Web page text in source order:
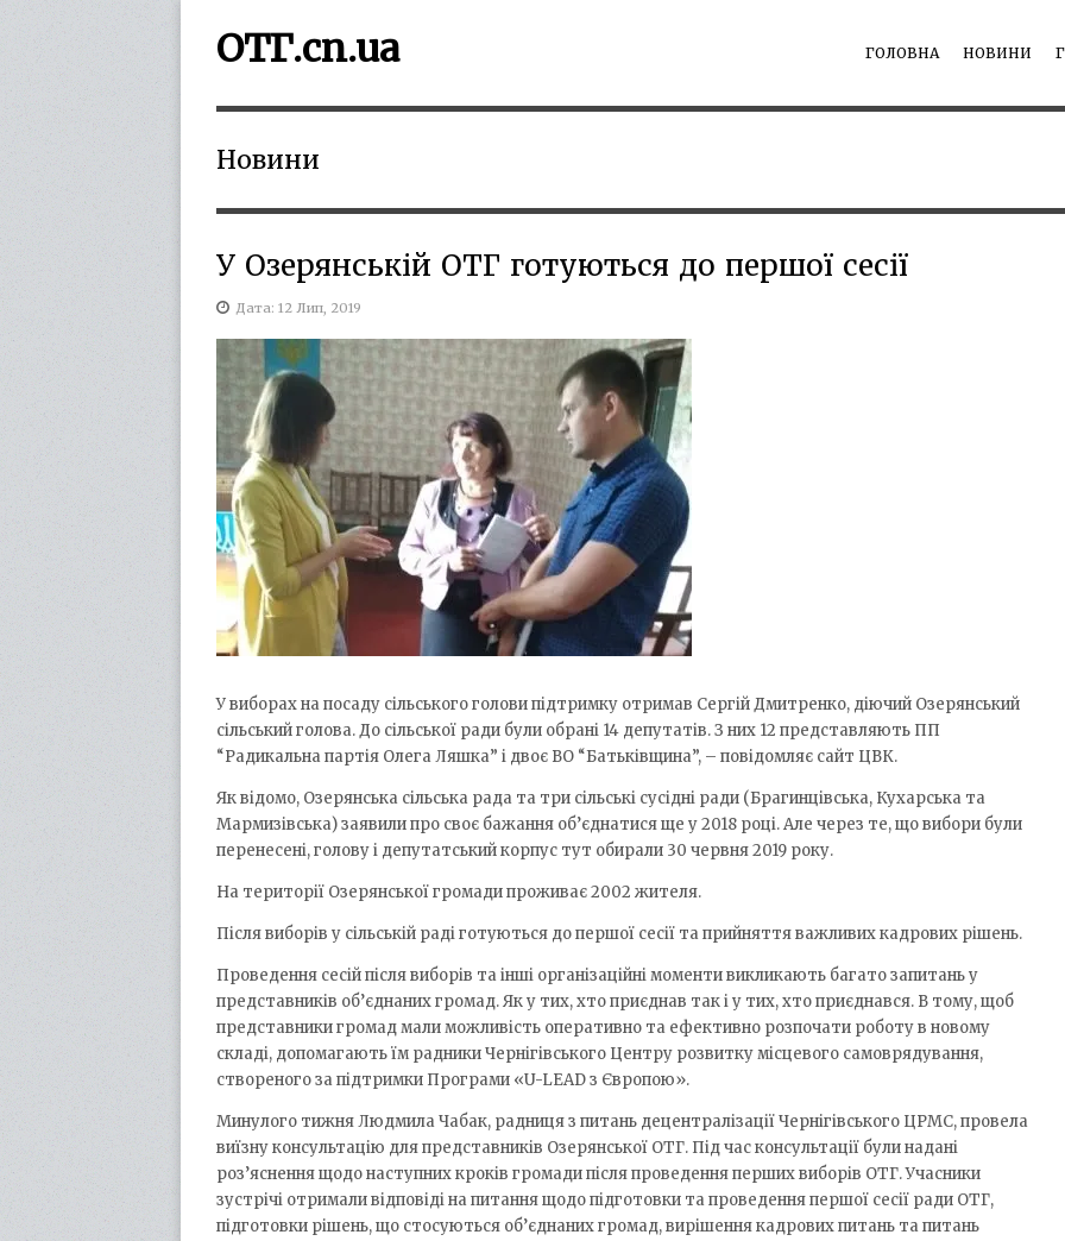
ГОЛОВНА НОВИНИ
ОТГ.cn.ua
Новини
У Озерянській ОТГ готуються до першої сесії
Дата: 12 Лип, 2019
У виборах на посаду сільського голови підтримку отримав Сергій Дмитренко, діючий Озерянський
сільський голова. До сільської ради були обрані 14 депутатів. З них 12 представляють ПП
“Радикальна партія Олега Ляшка” і двоє ВО “Батьківщина”, – повідомляє сайт ЦВК.
Як відомо, Озерянська сільська рада та три сільські сусідні ради (Брагинцівська, Кухарська та
Мармизівська) заявили про своє бажання об’єднатися ще у 2018 році. Але через те, що вибори були
перенесені, голову і депутатський корпус тут обирали 30 червня 2019 року.
На території Озерянської громади проживає 2002 жителя.
Після виборів у сільській раді готуються до першої сесії та прийняття важливих кадрових рішень.
Проведення сесій після виборів та інші організаційні моменти викликають багато запитань у
представників об’єднаних громад. Як у тих, хто приєднав так і у тих, хто приєднався. В тому, щоб
представники громад мали можливість оперативно та ефективно розпочати роботу в новому
складі, допомагають їм радники Чернігівського Центру розвитку місцевого самоврядування,
створеного за підтримки Програми «U-LEAD з Європою».
Минулого тижня Людмила Чабак, радниця з питань децентралізації Чернігівського ЦРМС, провела
виїзну консультацію для представників Озерянської ОТГ. Під час консультації були надані
роз’яснення щодо наступних кроків громади після проведення перших виборів ОТГ. Учасники
зустрічі отримали відповіді на питання щодо підготовки та проведення першої сесії ради ОТГ,
підготовки рішень, що стосуються об’єднаних громад, вирішення кадрових питань та питань